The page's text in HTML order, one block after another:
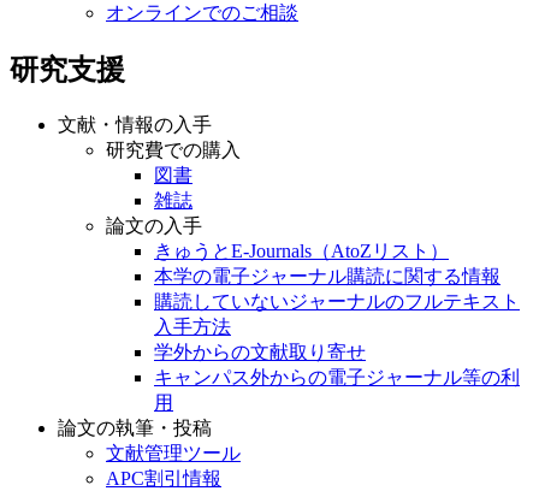
オンラインでのご相談
研究支援
文献・情報の入手
研究費での購入
図書
雑誌
論文の入手
きゅうとE-Journals（AtoZリスト）
本学の電子ジャーナル購読に関する情報
購読していないジャーナルのフルテキスト
入手方法
学外からの文献取り寄せ
キャンパス外からの電子ジャーナル等の利
用
論文の執筆・投稿
文献管理ツール
APC割引情報